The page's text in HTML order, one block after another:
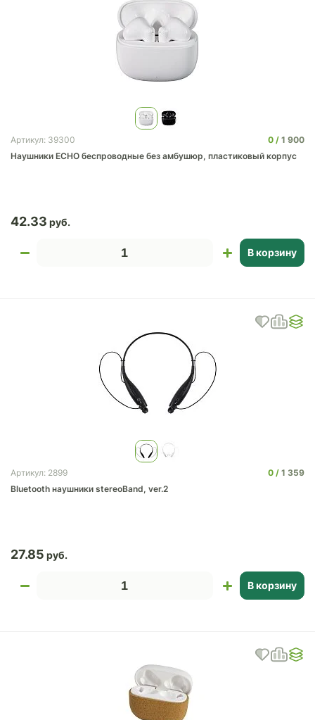
Артикул: 39300 0
1 900
Наушники ECHO беспроводные без амбушюр, пластиковый корпус
42.33
В корзину
Артикул: 2899 0
1 359
Bluetooth наушники stereoBand, ver.2
27.85
В корзину